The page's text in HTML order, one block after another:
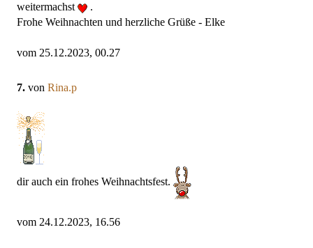
weitermachst
.
Frohe Weihnachten und herzliche Grüße - Elke
vom 25.12.2023, 00.27
7. von Rina.p
dir auch ein frohes Weihnachtsfest.
vom 24.12.2023, 16.56